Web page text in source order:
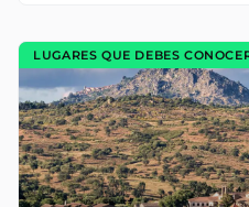
LUGARES QUE DEBES